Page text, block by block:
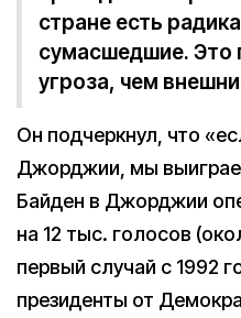
стране есть
сумасшедшие. Это
угроза, чем
Он подчеркнул, что
Джорджии, мы
Байден в Джорджии
на 12 тыс. голосов
первый случай с 1992
президенты от